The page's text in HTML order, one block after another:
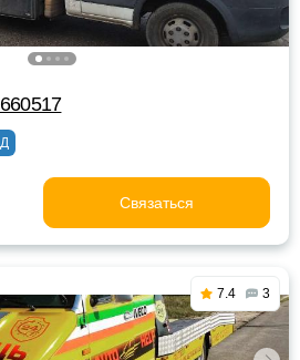
Связаться
7.4 3